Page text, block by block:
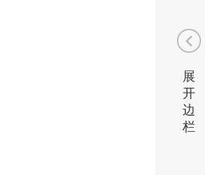
展
开
边
栏